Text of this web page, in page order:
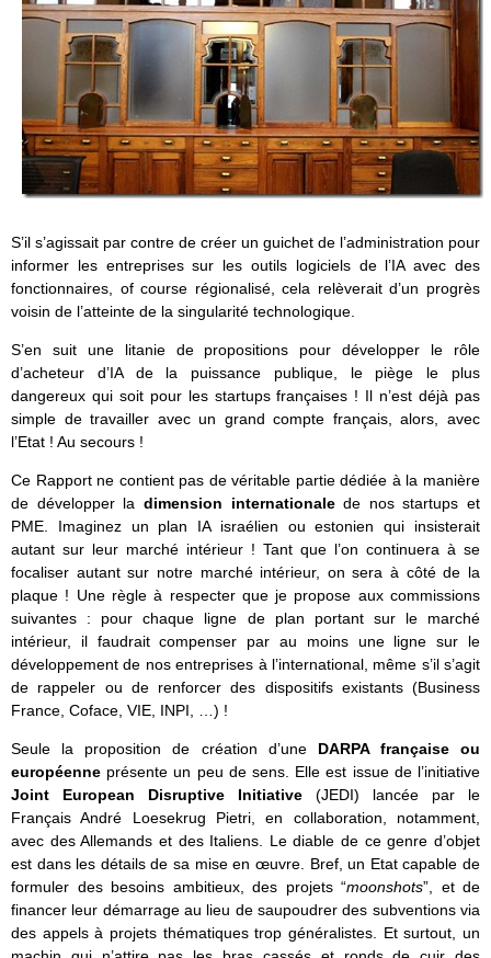
S’il s’agissait par contre de créer un guichet de l’administration pour
informer les entreprises sur les outils logiciels de l’IA avec des
fonctionnaires, of course régionalisé, cela relèverait d’un progrès
voisin de l’atteinte de la singularité technologique.
S’en suit une litanie de propositions pour développer le rôle
d’acheteur d’IA de la puissance publique, le piège le plus
dangereux qui soit pour les startups françaises ! Il n’est déjà pas
simple de travailler avec un grand compte français, alors, avec
l’Etat ! Au secours !
Ce Rapport ne contient pas de véritable partie dédiée à la manière
de développer la dimension internationalede nos startups et
PME. Imaginez un plan IA israélien ou estonien qui insisterait
autant sur leur marché intérieur ! Tant que l’on continuera à se
focaliser autant sur notre marché intérieur, on sera à côté de la
plaque ! Une règle à respecter que je propose aux commissions
suivantes : pour chaque ligne de plan portant sur le marché
intérieur, il faudrait compenser par au moins une ligne sur le
développement de nos entreprises à l’international, même s’il s’agit
de rappeler ou de renforcer des dispositifs existants (Business
France, Coface, VIE, INPI, …) !
Seule la proposition de création d’une DARPA française ou
européenne présente un peu de sens. Elle est issue de l’initiative
Joint European Disruptive Initiative (JEDI) lancée par le
Français André Loesekrug Pietri, en collaboration, notamment,
avec des Allemands et des Italiens. Le diable de ce genre d’objet
est dans les détails de sa mise en œuvre. Bref, un Etat capable de
formuler des besoins ambitieux, des projets “moonshots”, et de
financer leur démarrage au lieu de saupoudrer des subventions via
des appels à projets thématiques trop généralistes. Et surtout, un